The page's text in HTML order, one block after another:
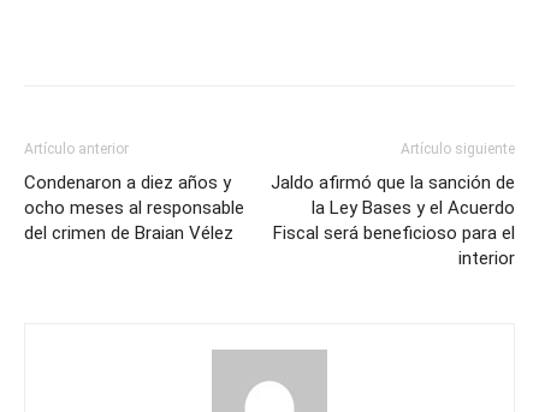
Artículo anterior
Condenaron a diez años y
ocho meses al responsable
del crimen de Braian Vélez
Artículo siguiente
Jaldo afirmó que la sanción de
la Ley Bases y el Acuerdo
Fiscal será beneficioso para el
interior